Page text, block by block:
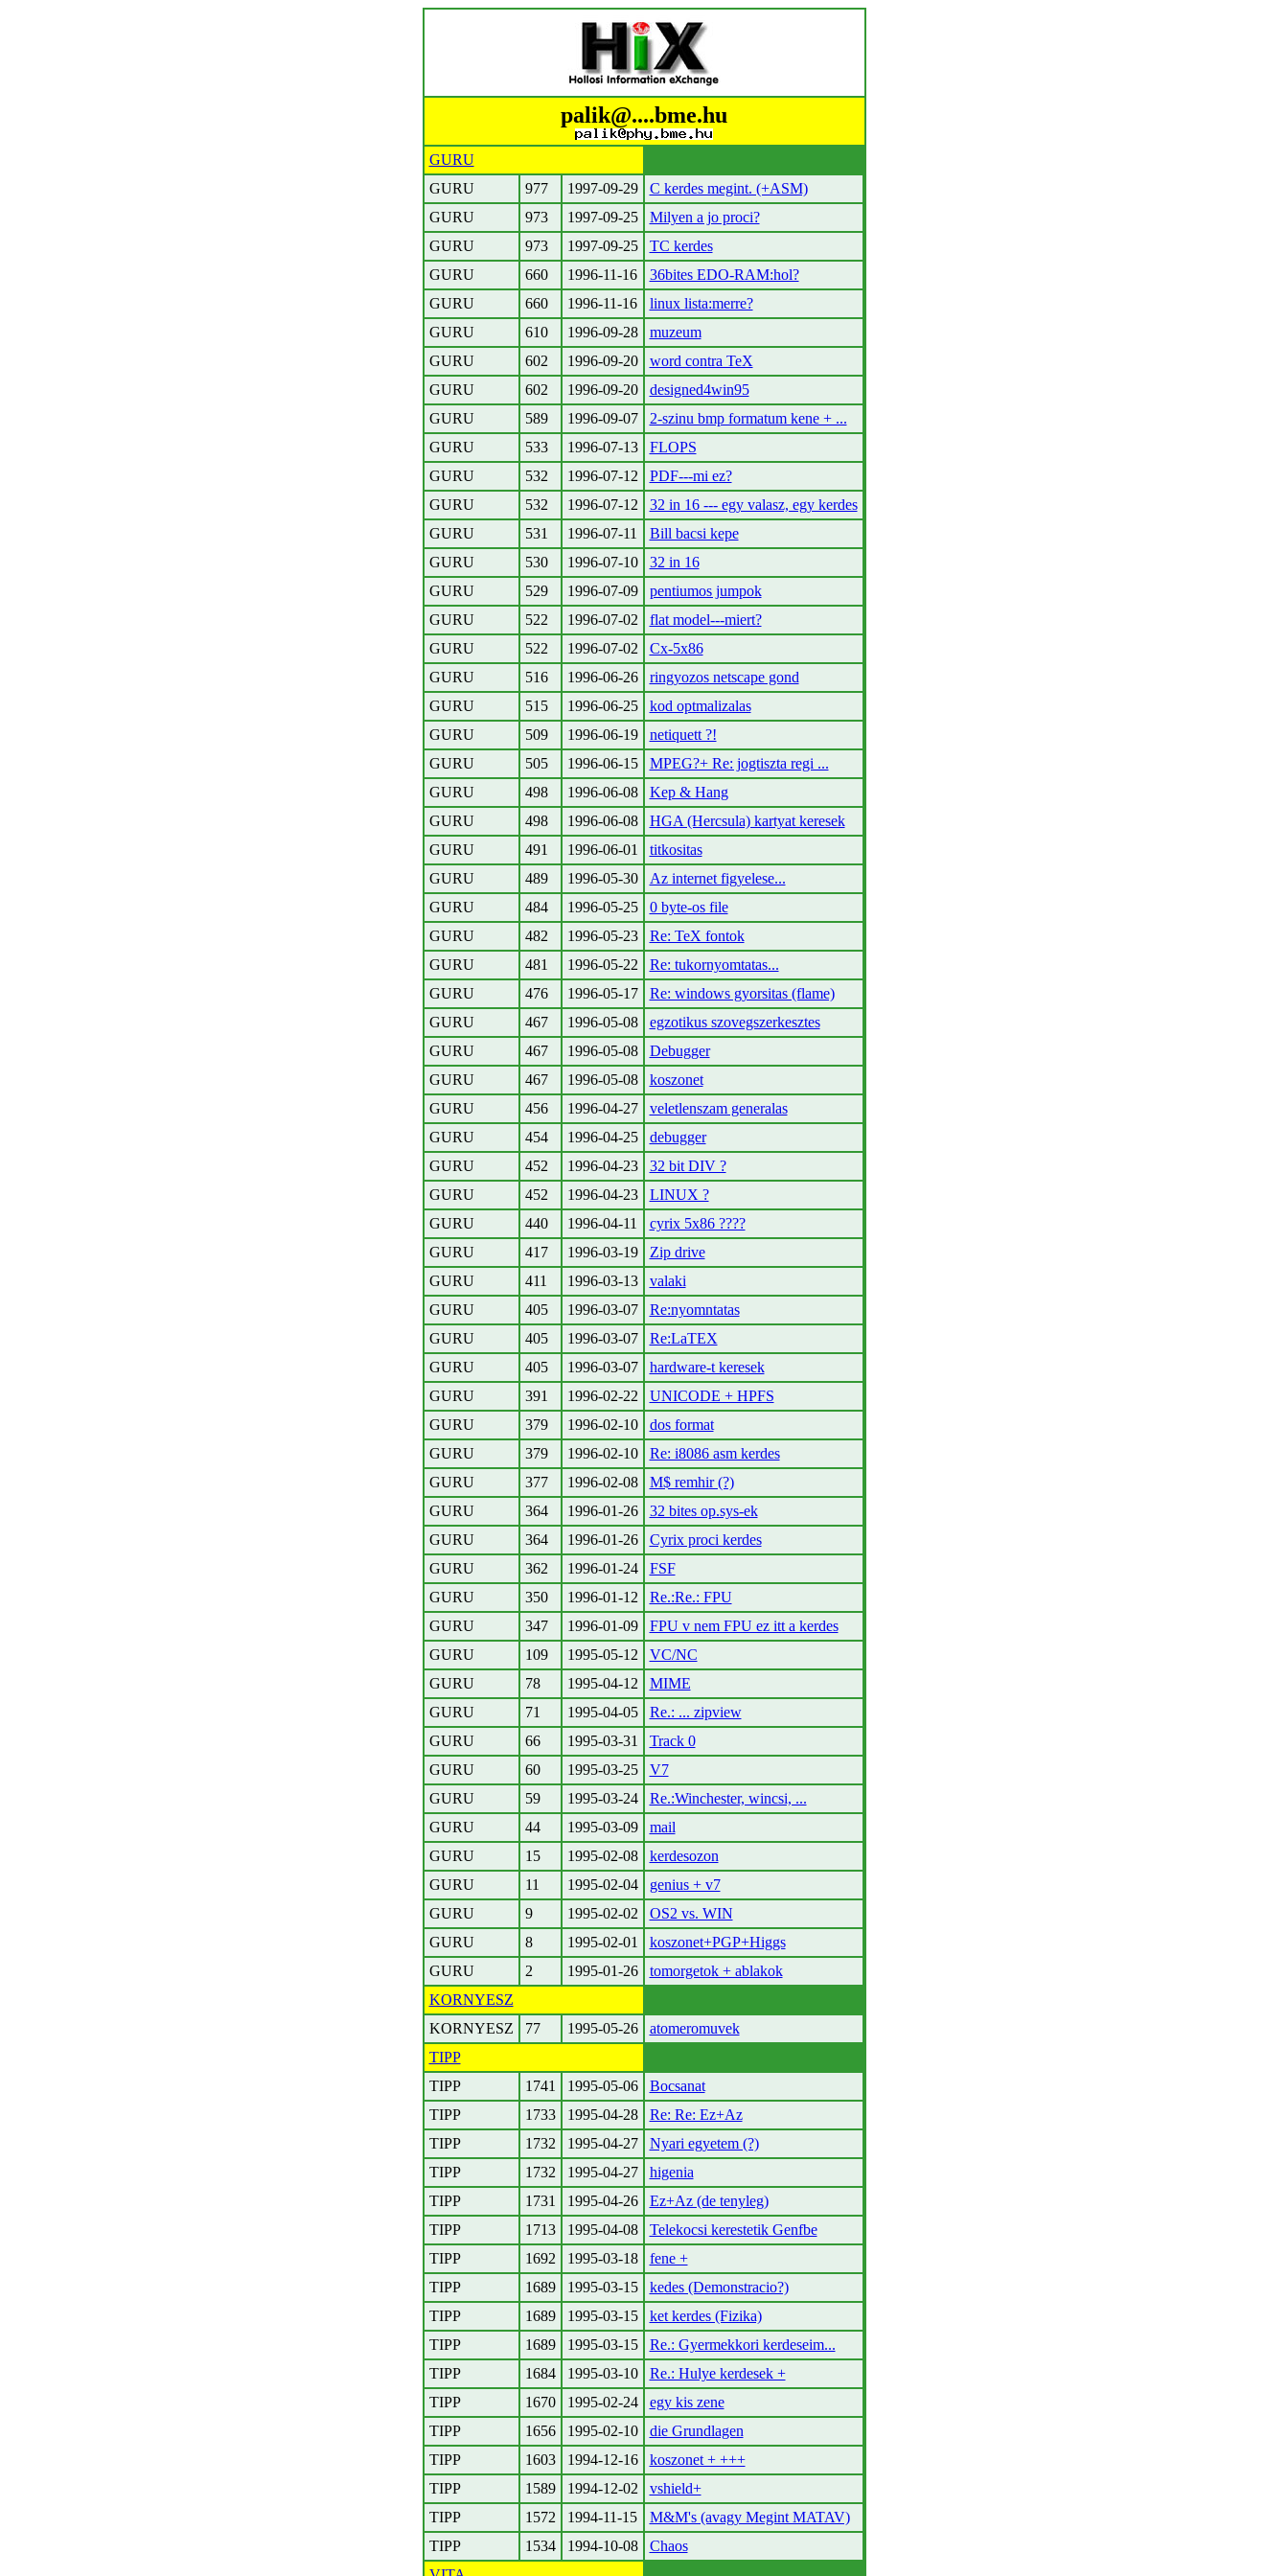
palik@....bme.hu
GURU
GURU
977 1997-09-29
C kerdes megint. (+ASM)
GURU
973 1997-09-25
Milyen a jo proci?
GURU
973 1997-09-25
TC kerdes
GURU
660 1996-11-16
36bites EDO-RAM:hol?
GURU
660 1996-11-16
linux lista:merre?
GURU
610 1996-09-28
muzeum
GURU
602 1996-09-20
word contra TeX
GURU
602 1996-09-20
designed4win95
GURU
589 1996-09-07
2-szinu bmp formatum kene + ...
GURU
533 1996-07-13
FLOPS
GURU
532 1996-07-12
PDF---mi ez?
GURU
532 1996-07-12
32 in 16 --- egy valasz, egy kerdes
GURU
531 1996-07-11
Bill bacsi kepe
GURU
530 1996-07-10
32 in 16
GURU
529 1996-07-09
pentiumos jumpok
GURU
522 1996-07-02
flat model---miert?
GURU
522 1996-07-02
Cx-5x86
GURU
516 1996-06-26
ringyozos netscape gond
GURU
515 1996-06-25
kod optmalizalas
GURU
509 1996-06-19
netiquett ?!
GURU
505 1996-06-15
MPEG?+ Re: jogtiszta regi ...
GURU
498 1996-06-08
Kep & Hang
GURU
498 1996-06-08
HGA (Hercsula) kartyat keresek
GURU
491 1996-06-01
titkositas
GURU
489 1996-05-30
Az internet figyelese...
GURU
484 1996-05-25
0 byte-os file
GURU
482 1996-05-23
Re: TeX fontok
GURU
481 1996-05-22
Re: tukornyomtatas...
GURU
476 1996-05-17
Re: windows gyorsitas (flame)
GURU
467 1996-05-08
egzotikus szovegszerkesztes
GURU
467 1996-05-08
Debugger
GURU
467 1996-05-08
koszonet
GURU
456 1996-04-27
veletlenszam generalas
GURU
454 1996-04-25
debugger
GURU
452 1996-04-23
32 bit DIV ?
GURU
452 1996-04-23
LINUX ?
GURU
440 1996-04-11
cyrix 5x86 ????
GURU
417 1996-03-19
Zip drive
GURU
411 1996-03-13
valaki
GURU
405 1996-03-07
Re:nyomntatas
GURU
405 1996-03-07
Re:LaTEX
GURU
405 1996-03-07
hardware-t keresek
GURU
391 1996-02-22
UNICODE + HPFS
GURU
379 1996-02-10
dos format
GURU
379 1996-02-10
Re: i8086 asm kerdes
GURU
377 1996-02-08
M$ remhir (?)
GURU
364 1996-01-26
32 bites op.sys-ek
GURU
364 1996-01-26
Cyrix proci kerdes
GURU
362 1996-01-24
FSF
GURU
350 1996-01-12
Re.:Re.: FPU
GURU
347 1996-01-09
FPU v nem FPU ez itt a kerdes
GURU
109 1995-05-12
VC/NC
GURU
78 1995-04-12
MIME
GURU
71 1995-04-05
Re.: ... zipview
GURU
66 1995-03-31
Track 0
GURU
60 1995-03-25
V7
GURU
59 1995-03-24
Re.:Winchester, wincsi, ...
GURU
44 1995-03-09
mail
GURU
15 1995-02-08
kerdesozon
GURU
11 1995-02-04
genius + v7
GURU
9 1995-02-02
OS2 vs. WIN
GURU
8 1995-02-01
koszonet+PGP+Higgs
GURU
2 1995-01-26
tomorgetok + ablakok
KORNYESZ
KORNYESZ
77 1995-05-26
atomeromuvek
TIPP
TIPP
1741 1995-05-06
Bocsanat
TIPP
1733 1995-04-28
Re: Re: Ez+Az
TIPP
1732 1995-04-27
Nyari egyetem (?)
TIPP
1732 1995-04-27
higenia
TIPP
1731 1995-04-26
Ez+Az (de tenyleg)
TIPP
1713 1995-04-08
Telekocsi kerestetik Genfbe
TIPP
1692 1995-03-18
fene +
TIPP
1689 1995-03-15
kedes (Demonstracio?)
TIPP
1689 1995-03-15
ket kerdes (Fizika)
TIPP
1689 1995-03-15
Re.: Gyermekkori kerdeseim...
TIPP
1684 1995-03-10
Re.: Hulye kerdesek +
TIPP
1670 1995-02-24
egy kis zene
TIPP
1656 1995-02-10
die Grundlagen
TIPP
1603 1994-12-16
koszonet + +++
TIPP
1589 1994-12-02
vshield+
TIPP
1572 1994-11-15
M&M's (avagy Megint MATAV)
TIPP
1534 1994-10-08
Chaos